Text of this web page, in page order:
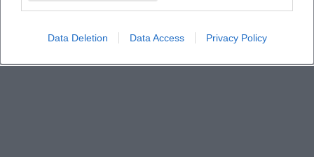
Data Deletion Data Access Privacy Policy